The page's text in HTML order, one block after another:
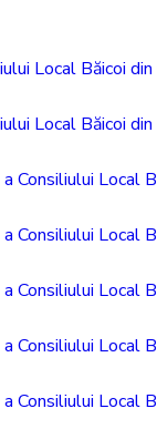
Local Băicoi
Local Băicoi
Consiliului Local
Consiliului Local
Consiliului Local
Consiliului Local
Consiliului Local